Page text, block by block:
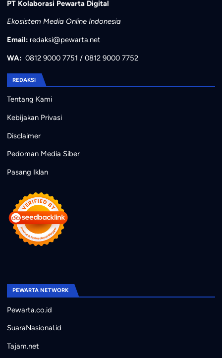
PT Kolaborasi Pewarta Digital
Ekosistem Media Online Indonesia
Email: redaksi@pewarta.net
WA: 0812 9000 7751 / 0812 9000 7752
REDAKSI
Tentang Kami
Kebijakan Privasi
Disclaimer
Pedoman Media Siber
Pasang Iklan
PEWARTA NETWORK
Pewarta.co.id
SuaraNasional.id
Tajam.net